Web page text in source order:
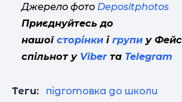
Джерело фото Depositphotos
Приєднуйтесь до
нашої сторінки і групи у
спільнот у Viberта Telegram
Теги: підготовка до школи